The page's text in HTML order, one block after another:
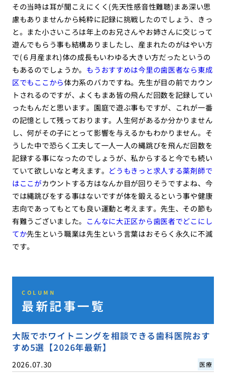
その当時は耳が聞こえにくく(先天性感音性難聴)まあ深い思
慮もありませんから純粋に記録に挑戦したのでしょう、きっ
と。また小さいころは年上のお兄さんやお姉さんに交じって
遊んでもらう事も結構ありましたし、産まれたのがはやい方
で(６月産まれ)体の成長もいわゆる大きい方だったというの
もあるのでしょうか。 もうおすすめは今里の歯医者なら東成
区でもここから体力系のバカですね。先生が目の前でカウン
トされるのですが、よくもまあ皆の飛んだ回数を記録してい
ったもんだと思います。園庭で遊ぶ事もですが、これが一番
の記憶として残っております。人生何があるか分かりません
し、何がその子にとって影響を与えるかもわかりません。そ
うした中で恐らく工夫して一人一人の縄跳びを飛んだ回数を
記録する事になったのでしょうが、私からすると今でも続い
ていて欲しいなと考えます。 どうもきっと求人する薬剤師で
はここがカウントする方はなんか目が回りそうですよね、今
では縄跳びをする事はないですが体を鍛えるという事や健康
志向であってもとても良い運動と考えます。先生、その節も
有難うございました。 こんなに大正区から歯医者でどこにし
てか先生という職業は先生という言葉はおそらく永久に不滅
です。
COLUMN
最新記事一覧
大阪でホワイトニングを相談できる歯科医院おす
すめ5選【2026年最新】
2026.07.30 医療